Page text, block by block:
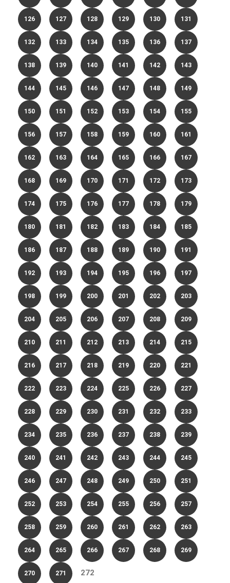
126 127 128 129 130 131
132 133 134 135 136 137
138 139 140 141 142 143
144 145 146 147 148 149
150 151 152 153 154 155
156 157 158 159 160 161
162 163 164 165 166 167
168 169 170 171 172 173
174 175 176 177 178 179
180 181 182 183 184 185
186 187 188 189 190 191
192 193 194 195 196 197
198 199 200 201 202 203
204 205 206 207 208 209
210 211 212 213 214 215
216 217 218 219 220 221
222 223 224 225 226 227
228 229 230 231 232 233
234 235 236 237 238 239
240 241 242 243 244 245
246 247 248 249 250 251
252 253 254 255 256 257
258 259 260 261 262 263
264 265 266 267 268 269
270 271 272